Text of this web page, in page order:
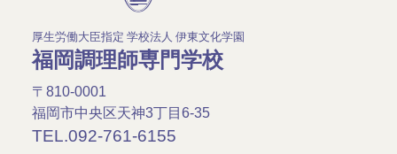
厚生労働大臣指定 学校法人 伊東文化学園
福岡調理師専門学校
〒810-0001
福岡市中央区天神3丁目6-35
TEL.092-761-6155